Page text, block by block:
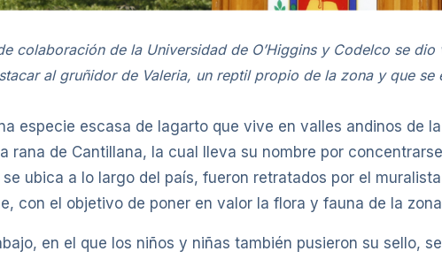
colaboración de la Universidad de O’Higgins y Codelco se
al gruñidor de Valeria, un reptil propio de la zona y que
especie escasa de lagarto que vive en valles andinos de
rana de Cantillana, la cual lleva su nombre por
ubica a lo largo del país, fueron retratados por el
con el objetivo de poner en valor la flora y fauna de la
en el que los niños y niñas también pusieron su sello,